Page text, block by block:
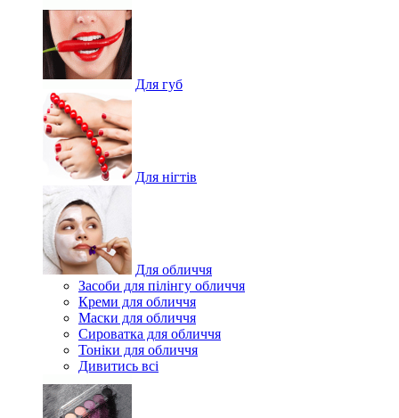
Для губ
Для нігтів
Для обличчя
Засоби для пілінгу обличчя
Креми для обличчя
Маски для обличчя
Сироватка для обличчя
Тоніки для обличчя
Дивитись всі